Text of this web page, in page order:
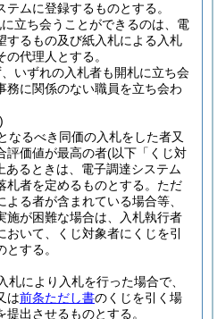
ムに登録するものとする。
立ち会うことができるのは、電
するもの及び紙入札による入札
代理人とする。
いずれの入札者も開札に立ち会
務に関係のない職員を立ち会わ
なるべき同価の入札をした者又
評価値が最高の者(以下「くじ対
あるときは、電子調達システム
者を定めるものとする。 ただ
る者が含まれている場合等、
施が困難な場合は、入札執行者
いて、くじ対象者にくじを引
する。
札により入札を行った場合で、
は前条ただし書のくじを引く場
出させるものとする。